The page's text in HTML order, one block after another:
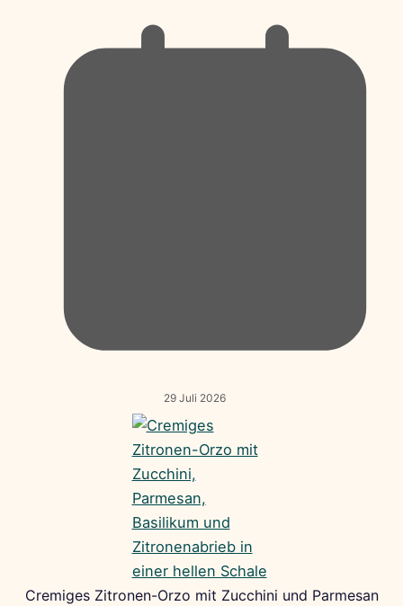
29 Juli 2026
Cremiges Zitronen-Orzo mit Zucchini und Parmesan